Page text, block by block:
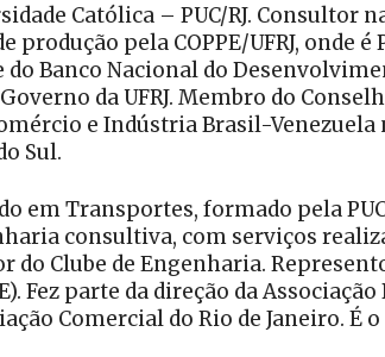
Católica – PUC/RJ. Consultor
pela COPPE/UFRJ, onde
Banco Nacional do
da UFRJ. Membro do
e Indústria Brasil-
Sul.
em Transportes, formado pela
consultiva, com serviços
Clube de Engenharia.
Fez parte da direção da
Comercial do Rio de Janeiro. É